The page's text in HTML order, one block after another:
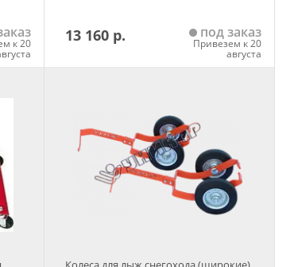
к 20 13 160 р. под заказ
Привезем к 20
августа
Колеса для лыж снегохода (широкие)